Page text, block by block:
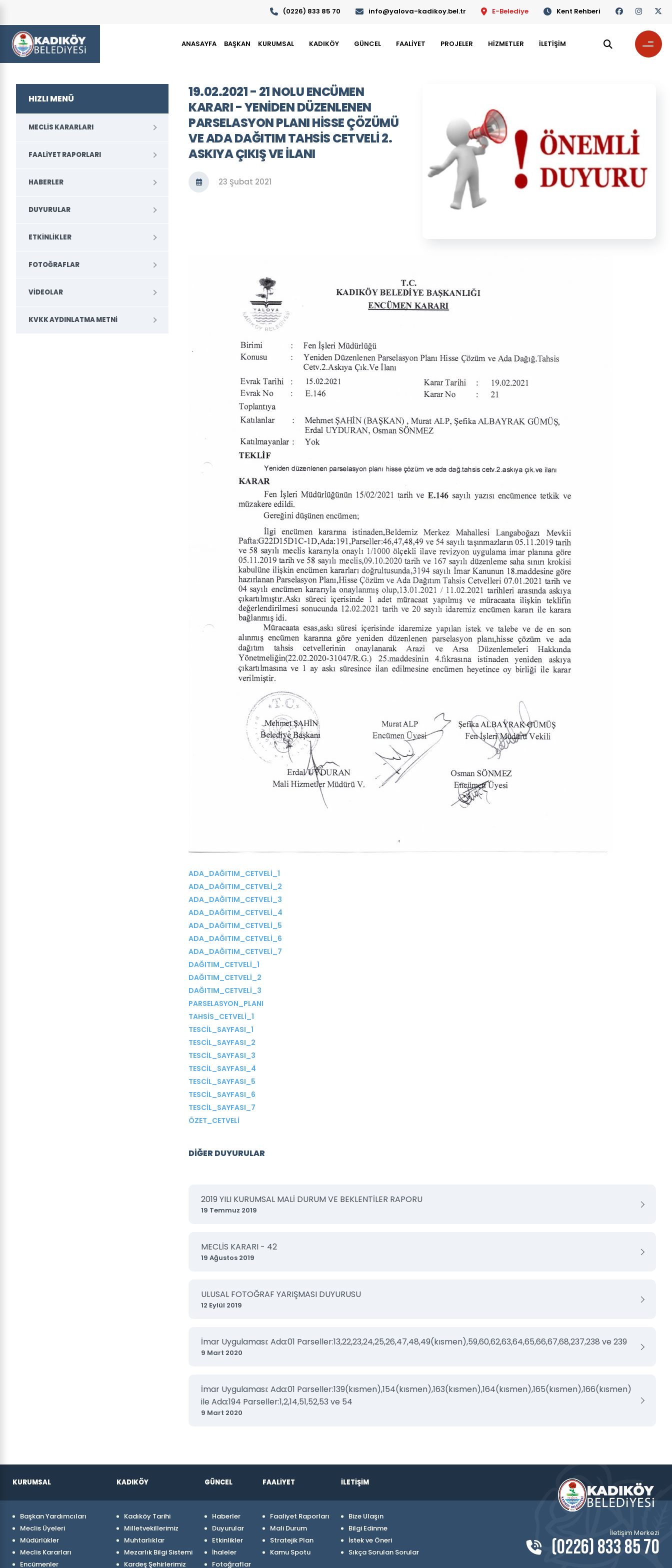
(0226) 833 85 70 info@yalova-kadikoy.bel.tr E-Belediye Kent Rehberi
ANASAYFA BAŞKAN KURUMSAL KADIKÖY GÜNCEL FAALİYET PROJELER HİZMETLER İLETİŞİM
19.02.2021 - 21 NOLU ENCÜMEN
KARARI - YENIDEN DÜZENLENEN
PARSELASYON PLANI HISSE ÇÖZÜMÜ
VE ADA DAĞITIM TAHSIS CETVELI 2.
ASKIYA ÇIKIŞ VE İLANI
23 Şubat 2021
ADA_DAĞITIM_CETVELİ_1
ADA_DAĞITIM_CETVELİ_2
ADA_DAĞITIM_CETVELİ_3
ADA_DAĞITIM_CETVELİ_4
ADA_DAĞITIM_CETVELİ_5
ADA_DAĞITIM_CETVELİ_6
ADA_DAĞITIM_CETVELİ_7
DAĞITIM_CETVELİ_1
DAĞITIM_CETVELİ_2
DAĞITIM_CETVELİ_3
PARSELASYON_PLANI
TAHSİS_CETVELİ_1
TESCİL_SAYFASI_1
TESCİL_SAYFASI_2
TESCİL_SAYFASI_3
TESCİL_SAYFASI_4
TESCİL_SAYFASI_5
TESCİL_SAYFASI_6
TESCİL_SAYFASI_7
ÖZET_CETVELİ
DİĞER DUYURULAR
2019 YILI KURUMSAL MALİ DURUM VE BEKLENTİLER RAPORU
19 Temmuz 2019
MECLİS KARARI - 42
19 Ağustos 2019
ULUSAL FOTOĞRAF YARIŞMASI DUYURUSU
12 Eylül 2019
İmar Uygulaması: Ada:01 Parseller:13,22,23,24,25,26,47,48,49(kısmen),59,60,62,63,64,65,66,67,68,237,238 ve 239
9 Mart 2020
İmar Uygulaması: Ada:01 Parseller:139(kısmen),154(kısmen),163(kısmen),164(kısmen),165(kısmen),166(kısmen)
ile Ada:194 Parseller:1,2,14,51,52,53 ve 54
9 Mart 2020
HIZLI MENÜ
MECLIS KARARLARI
FAALIYET RAPORLARI
HABERLER
DUYURULAR
ETKINLIKLER
FOTOĞRAFLAR
VIDEOLAR
KVKK AYDINLATMA METNI
KURUMSAL
Başkan Yardımcıları
Meclis Üyeleri
Müdürlükler
Meclis Kararları
Encümenler
KADIKÖY
Kadıköy Tarihi
Milletvekillerimiz
Muhtarlıklar
Mezarlık Bilgi Sistemi
Kardeş Şehirlerimiz
GÜNCEL
Haberler
Duyurular
Etkinlikler
İhaleler
Fotoğraflar
FAALİYET
Faaliyet Raporları
Mali Durum
Stratejik Plan
Kamu Spotu
İLETİŞİM
Bize Ulaşın
Bilgi Edinme
İstek ve Öneri
Sıkça Sorulan Sorular
İletişim Merkezi
(0226) 833 85 70